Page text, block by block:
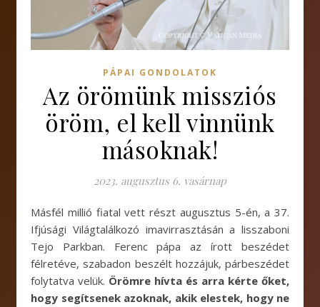
PÁPAI GONDOLATOK
Az örömünk missziós
öröm, el kell vinnünk
másoknak!
2023. augusztus 6. vasárnap
Másfél millió fiatal vett részt augusztus 5-én, a 37.
Ifjúsági Világtalálkozó imavirrasztásán a lisszaboni
Tejo Parkban. Ferenc pápa az írott beszédet
félretéve, szabadon beszélt hozzájuk, párbeszédet
folytatva velük. Örömre hívta és arra kérte őket,
hogy segítsenek azoknak, akik elestek, hogy ne